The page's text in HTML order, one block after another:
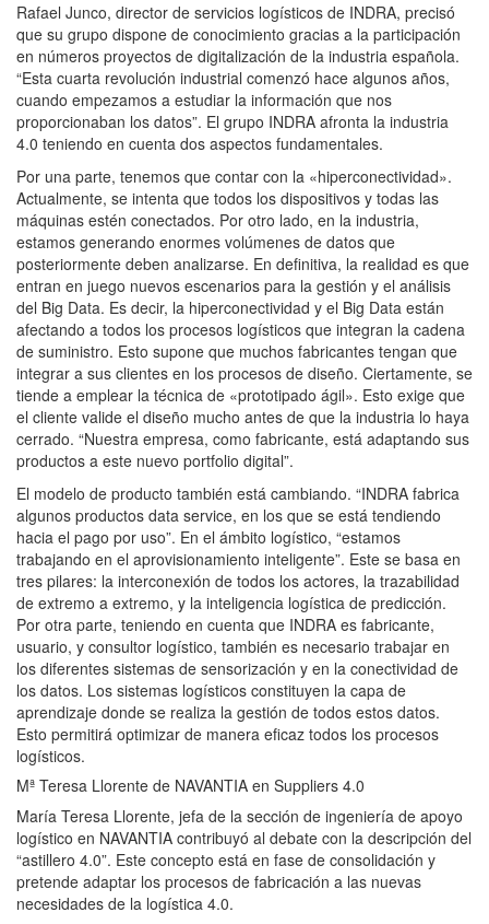
Rafael Junco, director de servicios logísticos de INDRA, precisó
que su grupo dispone de conocimiento gracias a la participación
en números proyectos de digitalización de la industria española.
“Esta cuarta revolución industrial comenzó hace algunos años,
cuando empezamos a estudiar la información que nos
proporcionaban los datos”. El grupo INDRA afronta la industria
4.0 teniendo en cuenta dos aspectos fundamentales.
Por una parte, tenemos que contar con la «hiperconectividad».
Actualmente, se intenta que todos los dispositivos y todas las
máquinas estén conectados. Por otro lado, en la industria,
estamos generando enormes volúmenes de datos que
posteriormente deben analizarse. En definitiva, la realidad es que
entran en juego nuevos escenarios para la gestión y el análisis
del Big Data. Es decir, la hiperconectividad y el Big Data están
afectando a todos los procesos logísticos que integran la cadena
de suministro. Esto supone que muchos fabricantes tengan que
integrar a sus clientes en los procesos de diseño. Ciertamente, se
tiende a emplear la técnica de «prototipado ágil». Esto exige que
el cliente valide el diseño mucho antes de que la industria lo haya
cerrado. “Nuestra empresa, como fabricante, está adaptando sus
productos a este nuevo portfolio digital”.
El modelo de producto también está cambiando. “INDRA fabrica
algunos productos data service, en los que se está tendiendo
hacia el pago por uso”. En el ámbito logístico, “estamos
trabajando en el aprovisionamiento inteligente”. Este se basa en
tres pilares: la interconexión de todos los actores, la trazabilidad
de extremo a extremo, y la inteligencia logística de predicción.
Por otra parte, teniendo en cuenta que INDRA es fabricante,
usuario, y consultor logístico, también es necesario trabajar en
los diferentes sistemas de sensorización y en la conectividad de
los datos. Los sistemas logísticos constituyen la capa de
aprendizaje donde se realiza la gestión de todos estos datos.
Esto permitirá optimizar de manera eficaz todos los procesos
logísticos.
Mª Teresa Llorente de NAVANTIA en Suppliers 4.0
María Teresa Llorente, jefa de la sección de ingeniería de apoyo
logístico en NAVANTIA contribuyó al debate con la descripción del
“astillero 4.0”. Este concepto está en fase de consolidación y
pretende adaptar los procesos de fabricación a las nuevas
necesidades de la logística 4.0.